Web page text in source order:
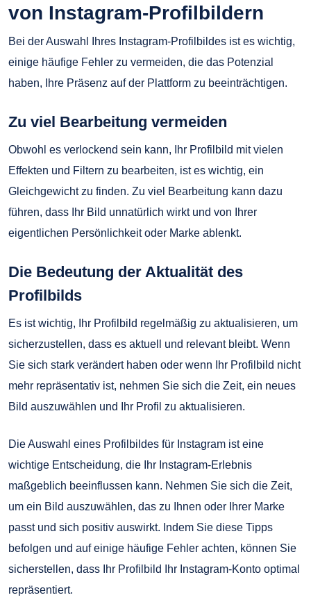
von Instagram-Profilbildern
Bei der Auswahl Ihres Instagram-Profilbildes ist es wichtig,
einige häufige Fehler zu vermeiden, die das Potenzial
haben, Ihre Präsenz auf der Plattform zu beeinträchtigen.
Zu viel Bearbeitung vermeiden
Obwohl es verlockend sein kann, Ihr Profilbild mit vielen
Effekten und Filtern zu bearbeiten, ist es wichtig, ein
Gleichgewicht zu finden. Zu viel Bearbeitung kann dazu
führen, dass Ihr Bild unnatürlich wirkt und von Ihrer
eigentlichen Persönlichkeit oder Marke ablenkt.
Die Bedeutung der Aktualität des
Profilbilds
Es ist wichtig, Ihr Profilbild regelmäßig zu aktualisieren, um
sicherzustellen, dass es aktuell und relevant bleibt. Wenn
Sie sich stark verändert haben oder wenn Ihr Profilbild nicht
mehr repräsentativ ist, nehmen Sie sich die Zeit, ein neues
Bild auszuwählen und Ihr Profil zu aktualisieren.
Die Auswahl eines Profilbildes für Instagram ist eine
wichtige Entscheidung, die Ihr Instagram-Erlebnis
maßgeblich beeinflussen kann. Nehmen Sie sich die Zeit,
um ein Bild auszuwählen, das zu Ihnen oder Ihrer Marke
passt und sich positiv auswirkt. Indem Sie diese Tipps
befolgen und auf einige häufige Fehler achten, können Sie
sicherstellen, dass Ihr Profilbild Ihr Instagram-Konto optimal
repräsentiert.